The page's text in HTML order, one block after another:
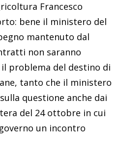
Francesco
bene il ministero del
mantenuto dal
non saranno
problema del destino di
tanto che il ministero
questione anche dai
del 24 ottobre in cui
un incontro